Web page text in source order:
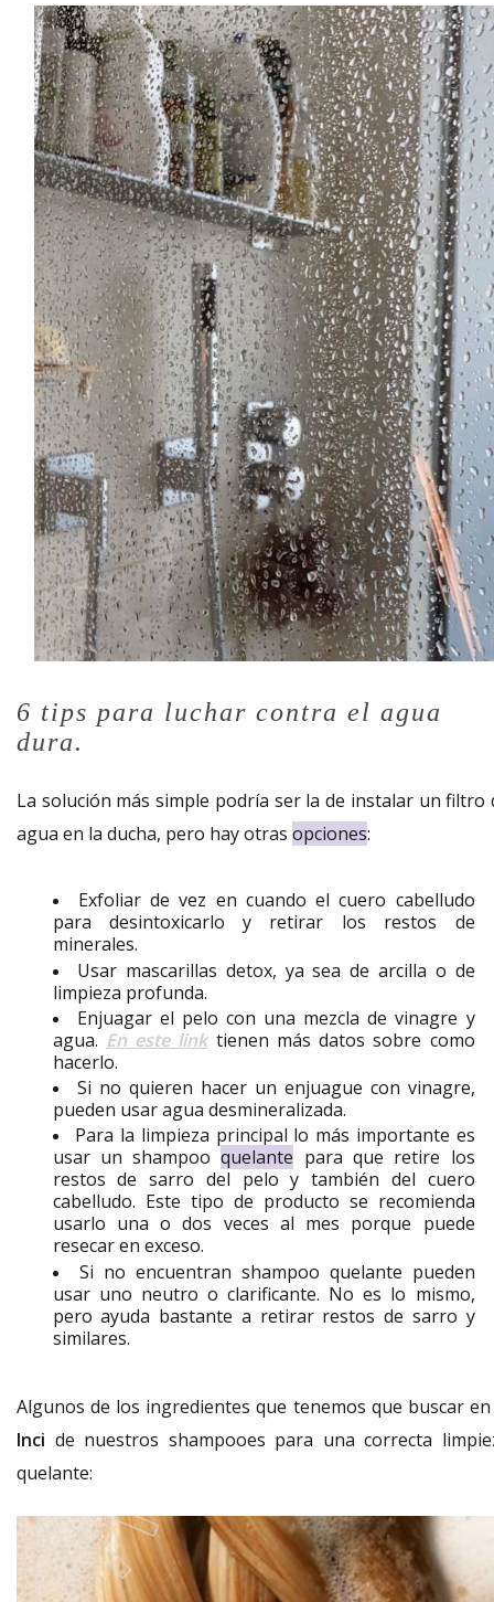
6 tips para luchar contra el agua
dura.
La solución más simple podría ser la de instalar un filtro
agua en la ducha, pero hay otras opciones:
Exfoliar de vez en cuando el cuero cabelludo
para desintoxicarlo y retirar los restos de
minerales.
Usar mascarillas detox, ya sea de arcilla o de
limpieza profunda.
Enjuagar el pelo con una mezcla de vinagre y
agua. En este linktienen más datos sobre como
hacerlo.
Si no quieren hacer un enjuague con vinagre,
pueden usar agua desmineralizada.
Para la limpieza principal lo más importante es
usar un shampooquelante para que retire los
restos de sarro del pelo y también del cuero
cabelludo. Este tipo de producto se recomienda
usarlo una o dos veces al mes porque puede
resecar en exceso.
Si no encuentran shampoo quelante pueden
usar uno neutro o clarificante. No es lo mismo,
pero ayuda bastante a retirar restos de sarro y
similares.
Algunos de los ingredientes que tenemos que buscar
Inci de nuestros shampooes para una correcta
quelante: